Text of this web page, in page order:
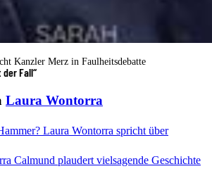
Kanzler Merz in Faulheitsdebatte
Fall“
Laura Wontorra
Laura Wontorra spricht über
Calmund plaudert vielsagende Geschichte